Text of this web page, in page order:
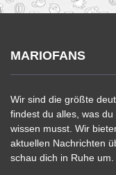
MARIOFANS
Wir sind die größte
findest du alles, was
wissen musst. Wir
aktuellen Nachrichten
schau dich in Ruhe um.